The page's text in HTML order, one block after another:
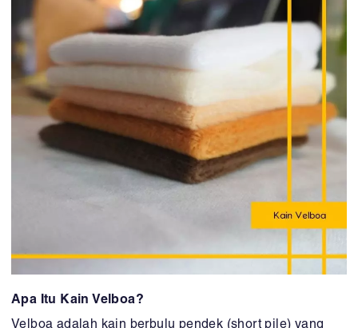
Apa Itu Kain Velboa?